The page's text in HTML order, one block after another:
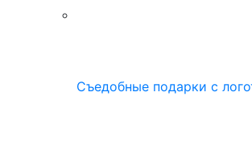
Съедобные подарки с